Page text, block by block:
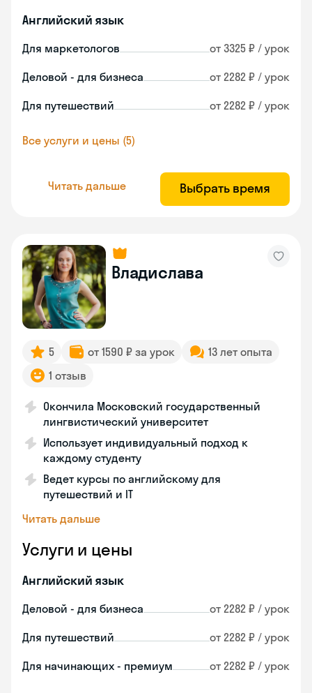
Английский язык
Для маркетологов от 3325 ₽ / урок
Деловой - для бизнеса от 2282 ₽ / урок
Для путешествий от 2282 ₽ / урок
Все услуги и цены (5)
Читать дальше Выбрать время
Владислава
5 от 1590 ₽ за урок
13 лет опыта
1 отзыв
Окончила Московский государственный
лингвистический университет
Использует индивидуальный подход к
каждому студенту
Ведет курсы по английскому для
путешествий и IT
Читать дальше
Услуги и цены
Английский язык
Деловой - для бизнеса от 2282 ₽ / урок
Для путешествий от 2282 ₽ / урок
Для начинающих - премиум от 2282 ₽ / урок